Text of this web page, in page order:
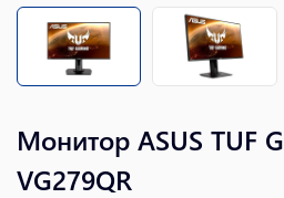
Монитор ASUS TUF
VG279QR